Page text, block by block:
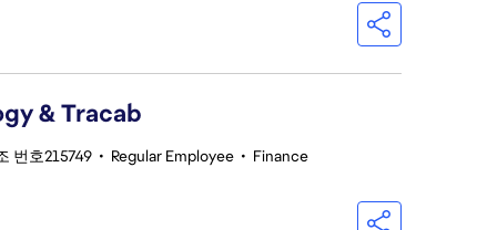
& Tracab
번호215749 • Regular Employee • Finance